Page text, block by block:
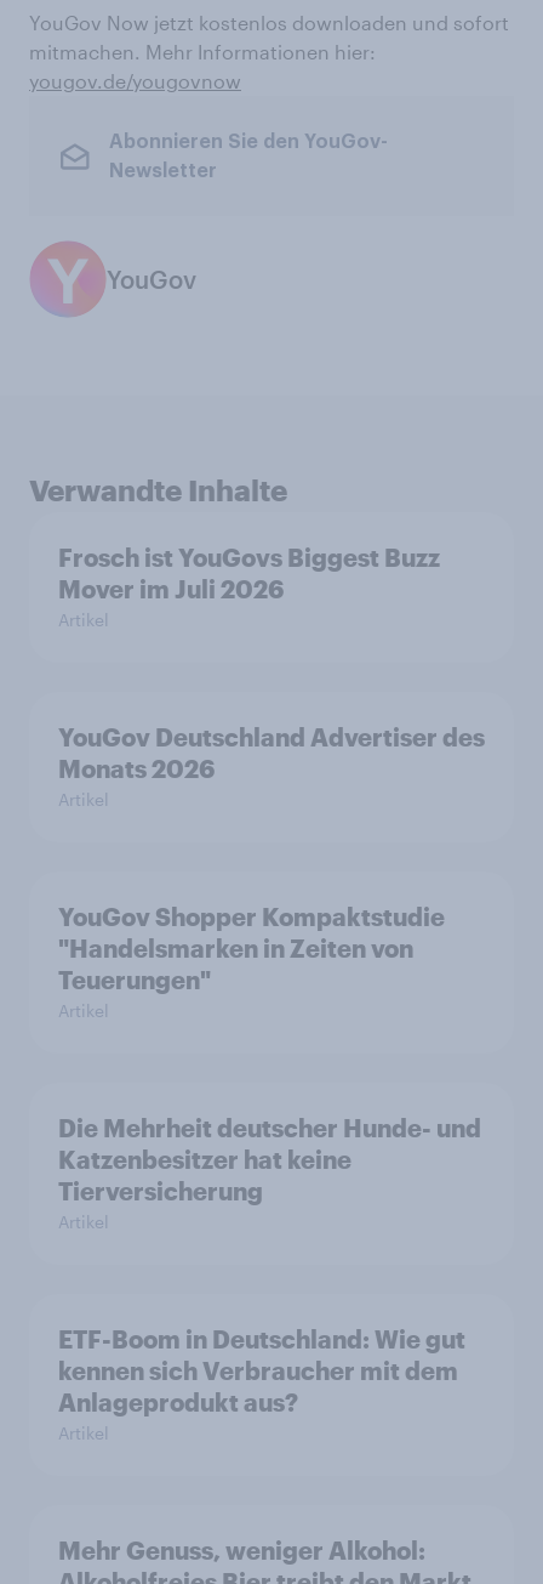
YouGov Now jetzt kostenlos downloaden und sofort
mitmachen. Mehr Informationen hier:
yougov.de/yougovnow
Abonnieren Sie den YouGov-
Newsletter
YouGov
Verwandte Inhalte
Frosch ist YouGovs Biggest Buzz
Mover im Juli 2026
Artikel
YouGov Deutschland Advertiser des
Monats 2026
Artikel
YouGov Shopper Kompaktstudie
"Handelsmarken in Zeiten von
Teuerungen"
Artikel
Die Mehrheit deutscher Hunde- und
Katzenbesitzer hat keine
Tierversicherung
Artikel
ETF-Boom in Deutschland: Wie gut
kennen sich Verbraucher mit dem
Anlageprodukt aus?
Artikel
Mehr Genuss, weniger Alkohol: